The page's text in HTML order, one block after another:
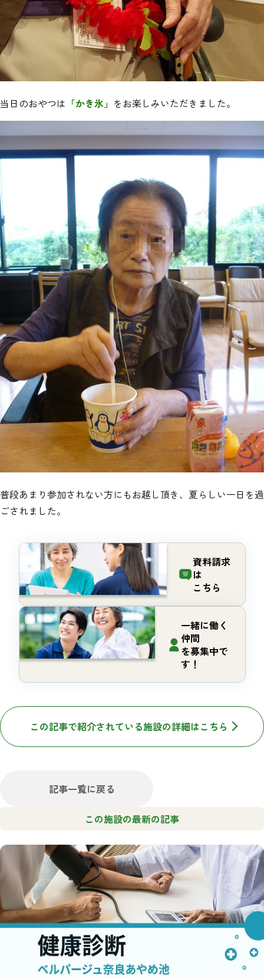
当日のおやつは 「かき氷」 をお楽しみいただきました。
普段あまり参加されない方にもお越し頂き、夏らしい一日を過
ごされました。
資料請求
は
こちら
一緒に働く
仲間
を募集中で
す！
この記事で紹介されている施設の詳細はこちら
記事一覧に戻る
この施設の最新の記事